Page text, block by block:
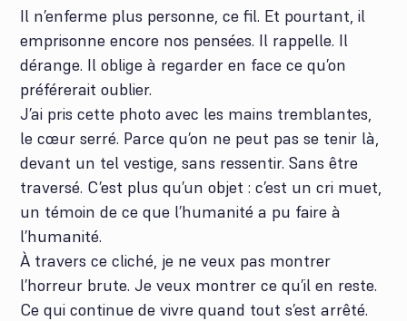
Il n’enferme plus personne, ce fil. Et pourtant, il
emprisonne encore nos pensées. Il rappelle. Il
dérange. Il oblige à regarder en face ce qu’on
préférerait oublier.
J’ai pris cette photo avec les mains tremblantes,
le cœur serré. Parce qu’on ne peut pas se tenir là,
devant un tel vestige, sans ressentir. Sans être
traversé. C’est plus qu’un objet : c’est un cri muet,
un témoin de ce que l’humanité a pu faire à
l’humanité.
À travers ce cliché, je ne veux pas montrer
l’horreur brute. Je veux montrer ce qu’il en reste.
Ce qui continue de vivre quand tout s’est arrêté.